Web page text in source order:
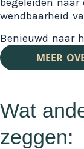
wendbaarheid
Benieuwd naar
MEER
Wat
zeggen: